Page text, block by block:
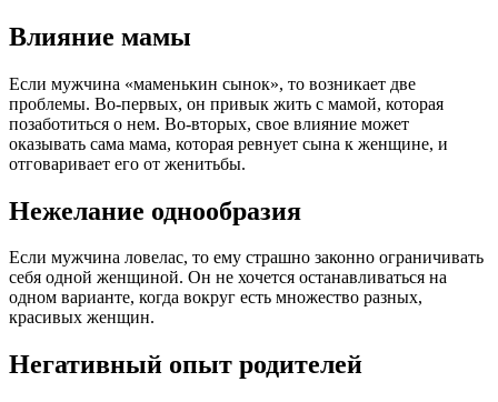
Влияние мамы
Если мужчина «маменькин сынок», то возникает две
проблемы. Во-первых, он привык жить с мамой, которая
позаботиться о нем. Во-вторых, свое влияние может
оказывать сама мама, которая ревнует сына к женщине, и
отговаривает его от женитьбы.
Нежелание однообразия
Если мужчина ловелас, то ему страшно законно ограничивать
себя одной женщиной. Он не хочется останавливаться на
одном варианте, когда вокруг есть множество разных,
красивых женщин.
Негативный опыт родителей